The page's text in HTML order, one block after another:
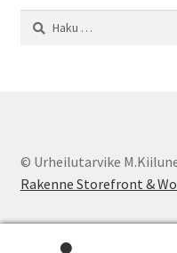
Haku:
© Urheilutarvike
Rakenne Storefront &